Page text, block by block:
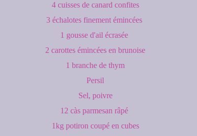
4 cuisses de canard confites
3 échalotes finement émincées
1 gousse d'ail écrasée
2 carottes émincées en brunoise
1 branche de thym
Persil
Sel, poivre
12 càs parmesan râpé
1kg potiron coupé en cubes